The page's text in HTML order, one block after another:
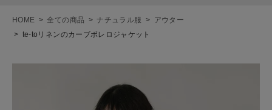
HOME 全ての商品 ナチュラル服
アウター
te-toリネンのカーブボレロジャケット